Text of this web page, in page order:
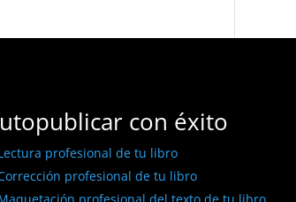
con éxito
profesional de tu libro
profesional de tu libro